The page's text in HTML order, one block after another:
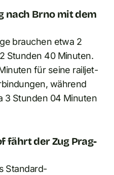
nach Brno mit dem
brauchen etwa 2
Stunden 40 Minuten.
für seine railjet-
während
3 Stunden 04 Minuten
fährt der Zug Prag-
Standard-